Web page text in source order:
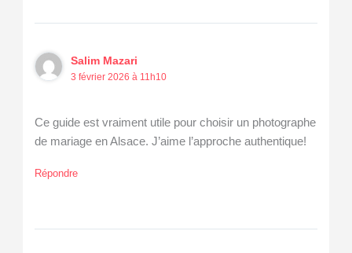
Salim Mazari
3 février 2026 à 11h10
Ce guide est vraiment utile pour choisir un photographe
de mariage en Alsace. J’aime l’approche authentique!
Répondre